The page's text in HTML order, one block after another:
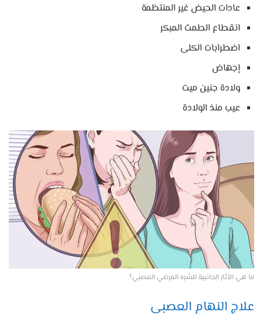
عادات الحيض غير المنتظمة
انقطاع الطمث المبكر
اضطرابات الكلى
إجهاض
ولادة جنين ميت
عيب منذ الولادة
ما هي الآثار الجانبية للشره المرضي العصبي؟
علاج النهام العصبى